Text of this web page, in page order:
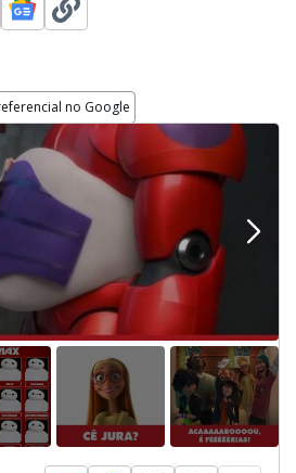
no Google